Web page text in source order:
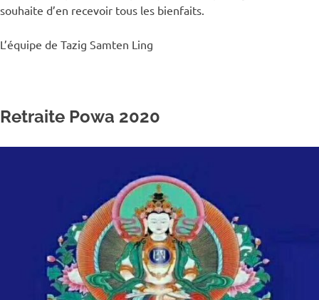
souhaite d’en recevoir tous les bienfaits.
L’équipe de Tazig Samten Ling
Retraite Powa 2020